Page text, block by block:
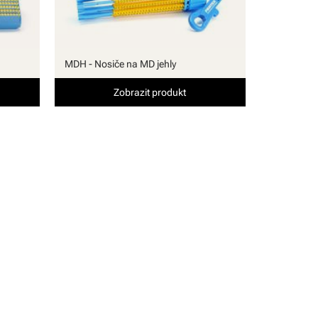
MDH - Nosiče na MD jehly
Zobrazit produkt